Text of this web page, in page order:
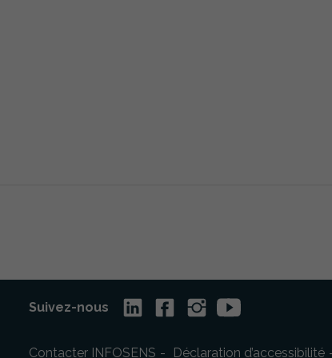
Suivez-nous
Contacter INFOSENS Déclaration d’accessibilité
fonctionnement
du site Web.